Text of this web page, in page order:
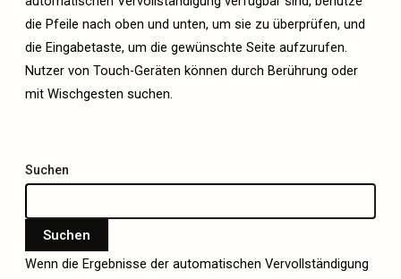
die Pfeile nach oben und unten, um sie zu überprüfen, und
die Eingabetaste, um die gewünschte Seite aufzurufen.
Nutzer von Touch-Geräten können durch Berührung oder
mit Wischgesten suchen.
Suchen
Suchen
Wenn die Ergebnisse der automatischen Vervollständigung